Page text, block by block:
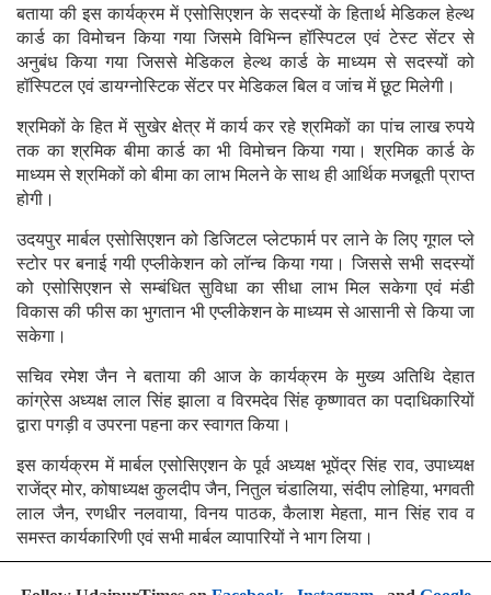
बताया की इस कार्यक्रम में एसोसिएशन के सदस्यों के हितार्थ मेडिकल हेल्थ
कार्ड का विमोचन किया गया जिसमे विभिन्न हॉस्पिटल एवं टेस्ट सेंटर से
अनुबंध किया गया जिससे मेडिकल हेल्थ कार्ड के माध्यम से सदस्यों को
हॉस्पिटल एवं डायग्नोस्टिक सेंटर पर मेडिकल बिल व जांच में छूट मिलेगी।
श्रमिकों के हित में सुखेर क्षेत्र में कार्य कर रहे श्रमिकों का पांच लाख रुपये
तक का श्रमिक बीमा कार्ड का भी विमोचन किया गया। श्रमिक कार्ड के
माध्यम से श्रमिकों को बीमा का लाभ मिलने के साथ ही आर्थिक मजबूती प्राप्त
होगी।
उदयपुर मार्बल एसोसिएशन को डिजिटल प्लेटफार्म पर लाने के लिए गूगल प्ले
स्टोर पर बनाई गयी एप्लीकेशन को लॉन्च किया गया। जिससे सभी सदस्यों
को एसोसिएशन से सम्बंधित सुविधा का सीधा लाभ मिल सकेगा एवं मंडी
विकास की फीस का भुगतान भी एप्लीकेशन के माध्यम से आसानी से किया जा
सकेगा।
सचिव रमेश जैन ने बताया की आज के कार्यक्रम के मुख्य अतिथि देहात
कांग्रेस अध्यक्ष लाल सिंह झाला व विरमदेव सिंह कृष्णावत का पदाधिकारियों
द्वारा पगड़ी व उपरना पहना कर स्वागत किया।
इस कार्यक्रम में मार्बल एसोसिएशन के पूर्व अध्यक्ष भूपेंद्र सिंह राव, उपाध्यक्ष
राजेंद्र मोर, कोषाध्यक्ष कुलदीप जैन, नितुल चंडालिया, संदीप लोहिया, भगवती
लाल जैन, रणधीर नलवाया, विनय पाठक, कैलाश मेहता, मान सिंह राव व
समस्त कार्यकारिणी एवं सभी मार्बल व्यापारियों ने भाग लिया।